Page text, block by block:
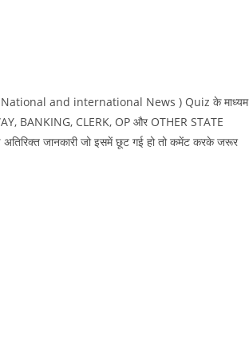
National and international News ) Quiz के माध्यम
BANKING, CLERK, OP और OTHER STATE
जानकारी जो इसमें छूट गई हो तो कमेंट करके जरूर